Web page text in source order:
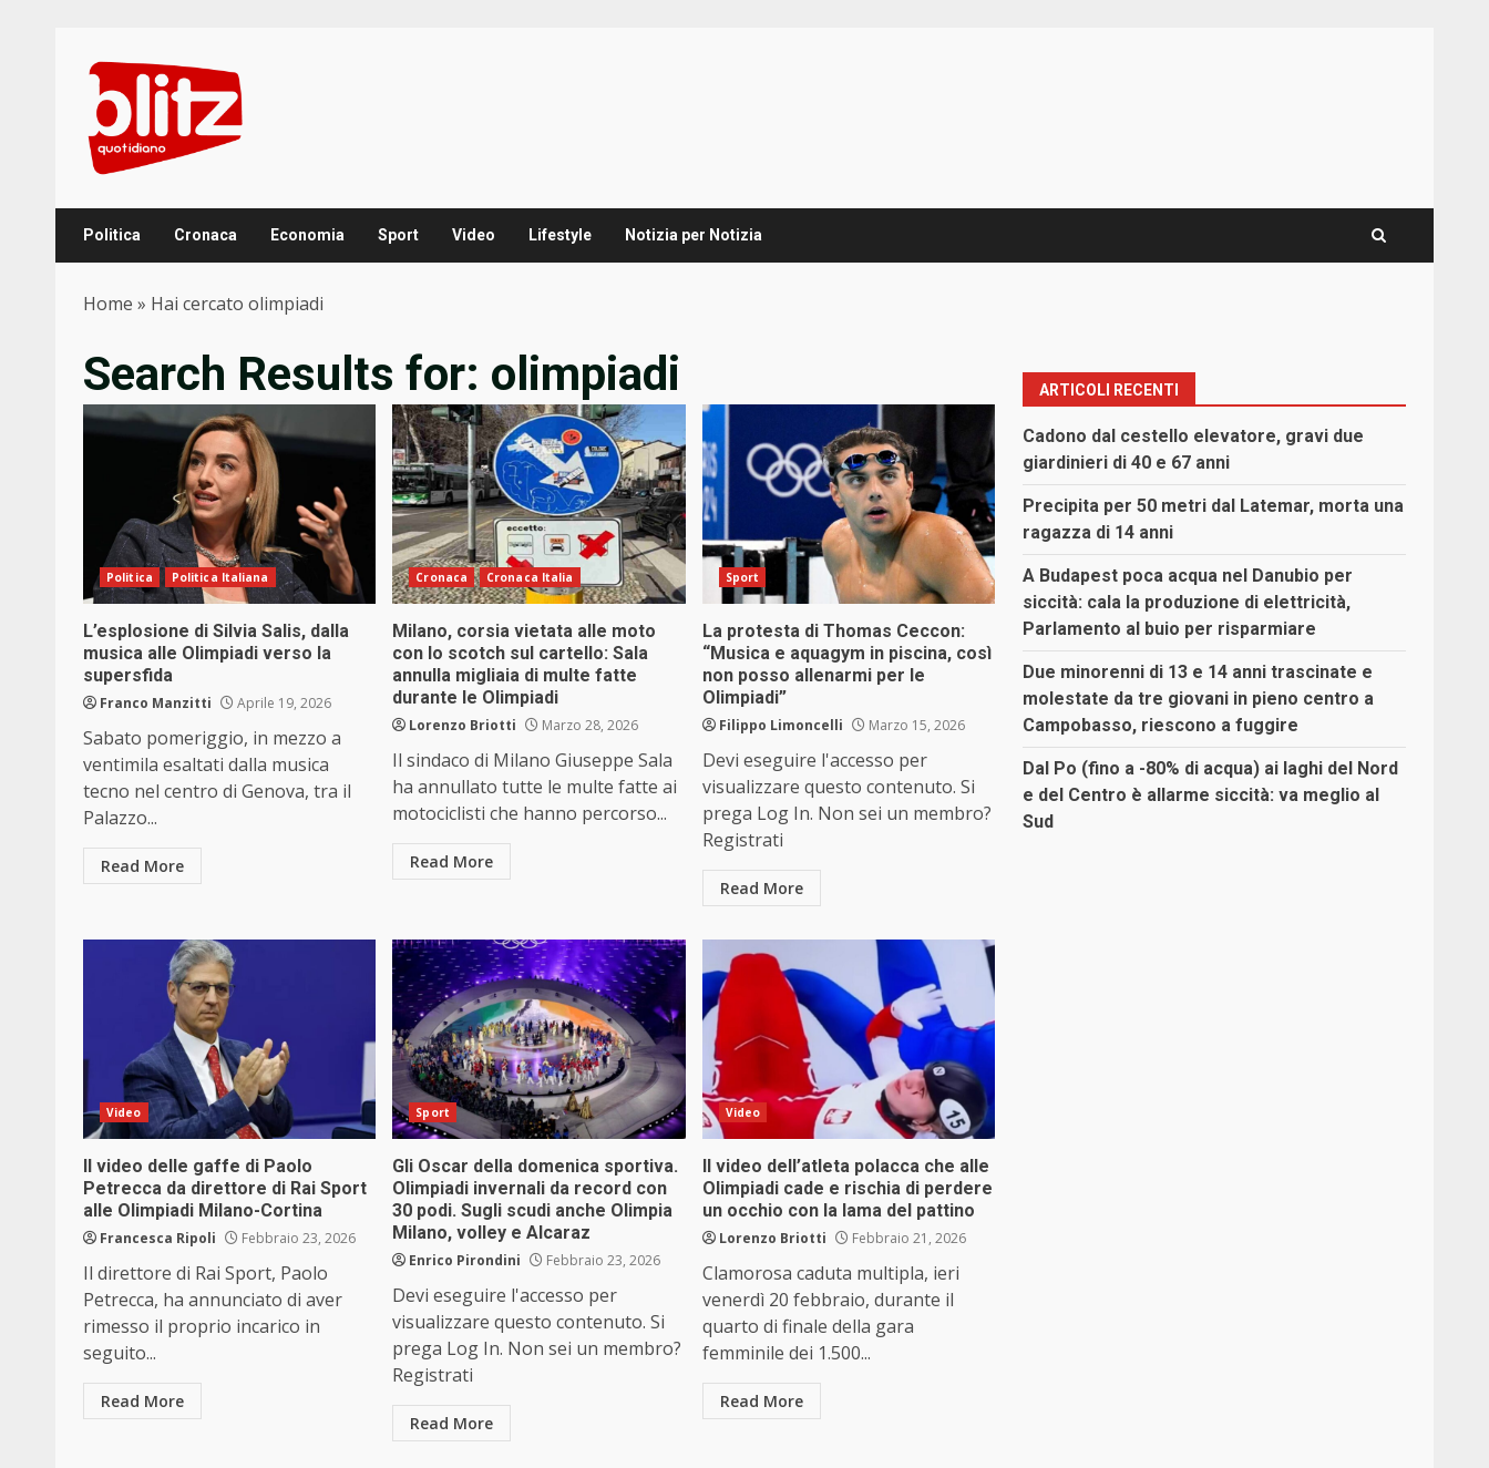
content
Politica Cronaca Economia Sport Video Lifestyle Notizia per Notizia
Home » Hai cercato olimpiadi
Search Results for: olimpiadi
Politica Politica Italiana
L’esplosione di Silvia Salis, dalla
musica alle Olimpiadi verso la
supersfida
Franco Manzitti Aprile 19, 2026
Sabato pomeriggio, in mezzo a
ventimila esaltati dalla musica
tecno nel centro di Genova, tra il
Palazzo...
Read More
Cronaca Cronaca Italia
Milano, corsia vietata alle moto
con lo scotch sul cartello: Sala
annulla migliaia di multe fatte
durante le Olimpiadi
Lorenzo Briotti Marzo 28, 2026
Il sindaco di Milano Giuseppe Sala
ha annullato tutte le multe fatte ai
motociclisti che hanno percorso...
Read More
Sport
La protesta di Thomas Ceccon:
“Musica e aquagym in piscina, così
non posso allenarmi per le
Olimpiadi”
Filippo Limoncelli Marzo 15, 2026
Devi eseguire l'accesso per
visualizzare questo contenuto. Si
prega Log In. Non sei un membro?
Registrati
Read More
Video
Il video delle gaffe di Paolo
Petrecca da direttore di Rai Sport
alle Olimpiadi Milano-Cortina
Francesca Ripoli Febbraio 23, 2026
Il direttore di Rai Sport, Paolo
Petrecca, ha annunciato di aver
rimesso il proprio incarico in
seguito...
Read More
Sport
Gli Oscar della domenica sportiva.
Olimpiadi invernali da record con
30 podi. Sugli scudi anche Olimpia
Milano, volley e Alcaraz
Enrico Pirondini Febbraio 23, 2026
Devi eseguire l'accesso per
visualizzare questo contenuto. Si
prega Log In. Non sei un membro?
Registrati
Read More
Video
Il video dell’atleta polacca che alle
Olimpiadi cade e rischia di perdere
un occhio con la lama del pattino
Lorenzo Briotti Febbraio 21, 2026
Clamorosa caduta multipla, ieri
venerdì 20 febbraio, durante il
quarto di finale della gara
femminile dei 1.500...
Read More
ARTICOLI RECENTI
Cadono dal cestello elevatore, gravi due
giardinieri di 40 e 67 anni
Precipita per 50 metri dal Latemar, morta una
ragazza di 14 anni
A Budapest poca acqua nel Danubio per
siccità: cala la produzione di elettricità,
Parlamento al buio per risparmiare
Due minorenni di 13 e 14 anni trascinate e
molestate da tre giovani in pieno centro a
Campobasso, riescono a fuggire
Dal Po (fino a -80% di acqua) ai laghi del Nord
e del Centro è allarme siccità: va meglio al
Sud